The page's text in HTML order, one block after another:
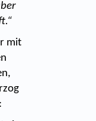
mit